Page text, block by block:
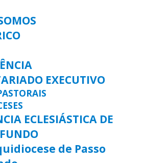
EXECUTIVO
ECLESIÁSTICA DE
de Passo